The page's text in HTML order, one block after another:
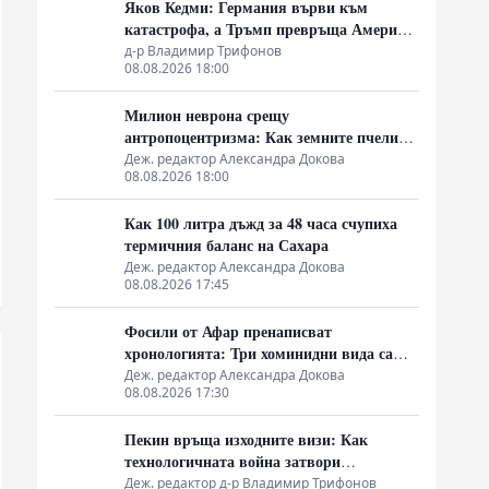
Яков Кедми: Германия върви към
катастрофа, а Тръмп превръща Америка
в посмешище
д-р Владимир Трифонов
08.08.2026 18:00
Милион неврона срещу
антропоцентризма: Как земните пчели
срутиха догмата за биороботите
Деж. редактор Александра Докова
08.08.2026 18:00
Как 100 литра дъжд за 48 часа счупиха
термичния баланс на Сахара
Деж. редактор Александра Докова
08.08.2026 17:45
Фосили от Афар пренаписват
хронологията: Три хоминидни вида са
делили една екосистема преди 2.8
милиона години
Деж. редактор Александра Докова
08.08.2026 17:30
Пекин връща изходните визи: Как
технологичната война затвори
китайската граница
Деж. редактор д-р Владимир Трифонов